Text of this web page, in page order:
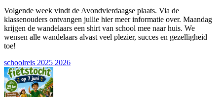
Volgende week vindt de Avondvierdaagse plaats. Via de
klassenouders ontvangen jullie hier meer informatie over. Maandag
krijgen de wandelaars een shirt van school mee naar huis. We
wensen alle wandelaars alvast veel plezier, succes en gezelligheid
toe!
schoolreis 2025 2026